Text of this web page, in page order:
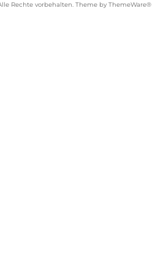
Rechte vorbehalten. Theme by ThemeWare®